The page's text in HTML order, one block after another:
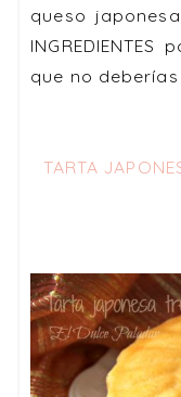
queso
INGREDIENTES
que no
TARTA